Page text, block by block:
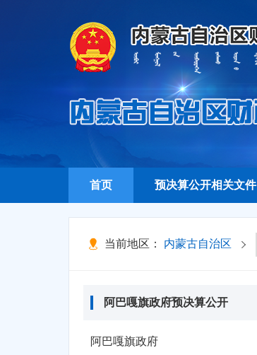
首页 预决算公开相关文件
当前地区： 内蒙古自治区
阿巴嘎旗政府预决算公开
阿巴嘎旗政府